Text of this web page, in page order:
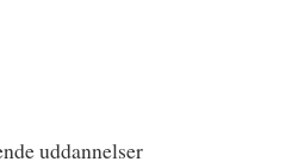
uddannelser